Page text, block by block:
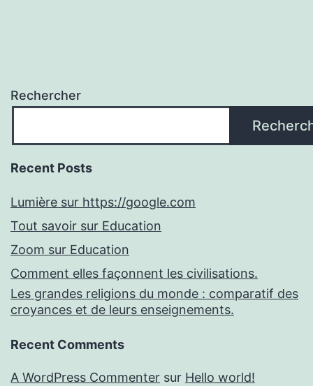
Rechercher
Recent Posts
Lumière sur https://google.com
Tout savoir sur Education
Zoom sur Education
Comment elles façonnent les civilisations.
Les grandes religions du monde : comparatif des
croyances et de leurs enseignements.
Recent Comments
A WordPress Commenter sur Hello world!